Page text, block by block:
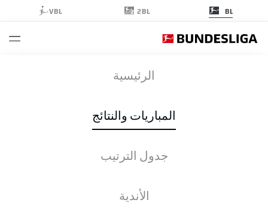
BL
2BL
VBL
الرئيسية
المباريات والنتائج
جدول الترتيب
الأندية
الأخبار التشكيلات الإحصائيات